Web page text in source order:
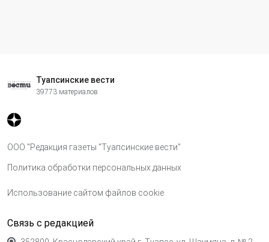
Туапсинские вести
39773 материалов
ООО "Редакция газеты "Туапсинские вести"
Политика обработки персональных данных
Использование сайтом файлов cookie
Связь с редакцией